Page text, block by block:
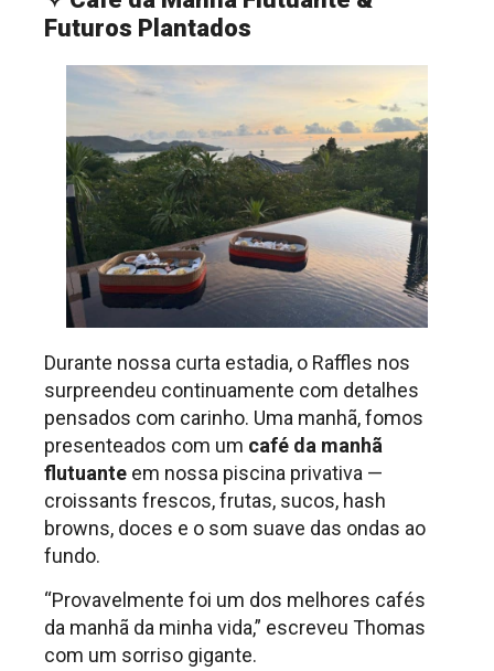
Futuros Plantados
Durante nossa curta estadia, o Raffles nos
surpreendeu continuamente com detalhes
pensados com carinho. Uma manhã, fomos
presenteados com um café da manhã
flutuante em nossa piscina privativa —
croissants frescos, frutas, sucos, hash
browns, doces e o som suave das ondas ao
fundo.
“Provavelmente foi um dos melhores cafés
da manhã da minha vida,” escreveu Thomas
com um sorriso gigante.